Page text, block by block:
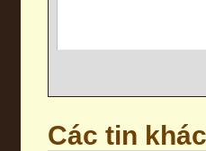
Các tin khác